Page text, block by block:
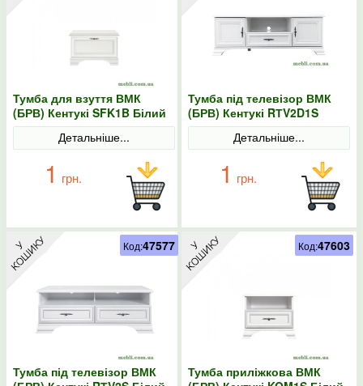
Тумба для взуття ВМК
(БРВ) Кентукі SFK1B Білий
альпійський
Детальніше...
1 грн.
Тумба під телевізор ВМК
(БРВ) Кентукі RТV2D1S
Білий альпійський
Детальніше...
1 грн.
Тумба під телевізор ВМК
Код:47577
Тумба приліжкова ВМК
Код:47603